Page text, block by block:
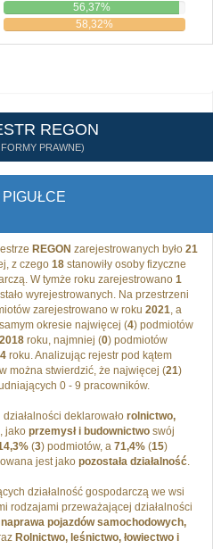
56,37%
58,32%
REGON
PRAWNE)
REGON zarejestrowanych było 21
z czego 18 stanowiły osoby fizyczne
W tymże roku zarejestrowano 1
wyrejestrowanych. Na przestrzeni
zarejestrowano w roku 2021, a
okresie najwięcej (4) podmiotów
2018 roku, najmniej (0) podmiotów
roku. Analizując rejestr pod kątem
można stwierdzić, że najwięcej (21)
0 - 9 pracowników.
deklarowało rolnictwo,
, jako przemysł i budownictwo swój
(3) podmiotów, a 71,4% (15)
jest jako pozostała działalność.
działalność gospodarczą we wsi
rodzajami przeważającej działalności
pojazdów samochodowych,
Rolnictwo, leśnictwo, łowiectwo i